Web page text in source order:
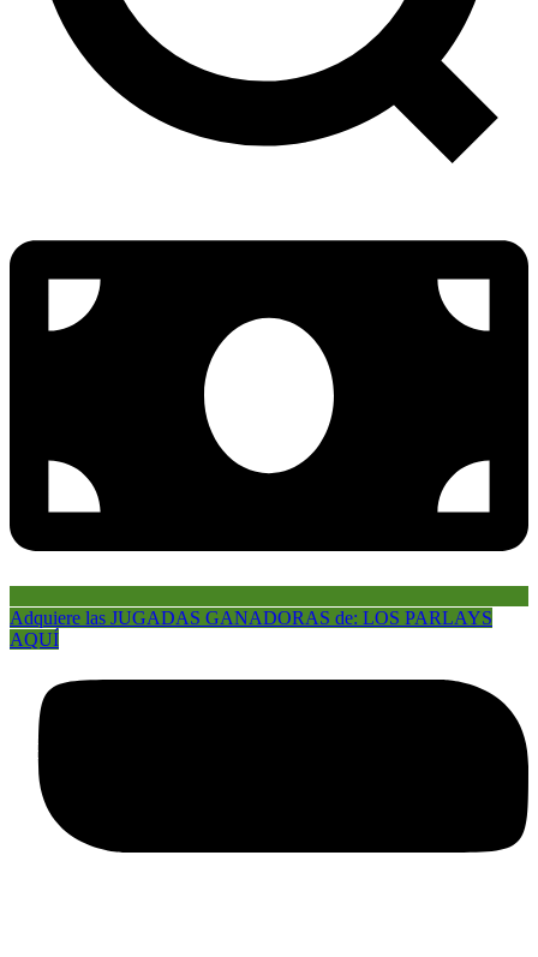
Adquiere las JUGADAS GANADORAS de: LOS PARLAYS
AQUÍ